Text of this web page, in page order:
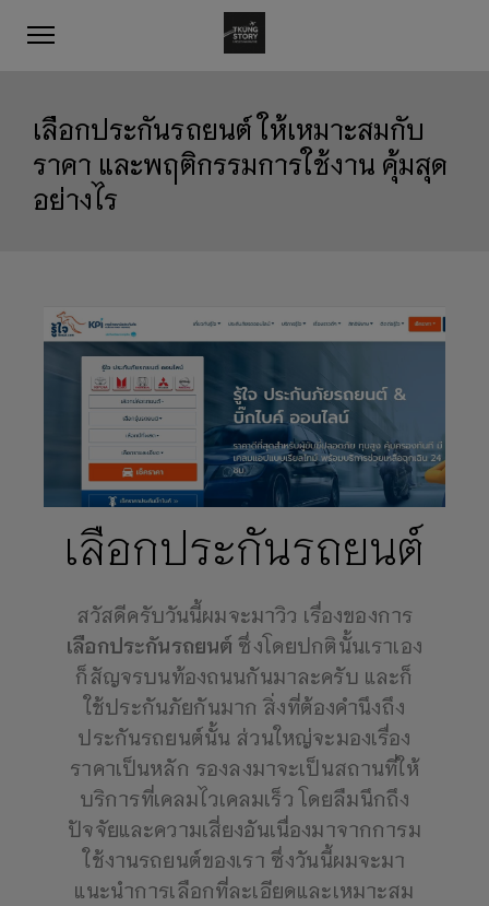
เลือกประกันรถยนต์ ให้เหมาะสมกับ
ราคา และพฤติกรรมการใช้งาน คุ้มสุด
อย่างไร
เลือกประกันรถยนต์
สวัสดีครับวันนี้ผมจะมาวิว เรื่องของการ
เลือกประกันรถยนต์ ซึ่งโดยปกตินั้นเราเอง
ก็สัญจรบนท้องถนนกันมาละครับ และก็
ใช้ประกันภัยกันมาก สิ่งที่ต้องคำนึงถึง
ประกันรถยนต์นั้น ส่วนใหญ่จะมองเรื่อง
ราคาเป็นหลัก รองลงมาจะเป็นสถานที่ให้
บริการที่เคลมไวเคลมเร็ว โดยลืมนึกถึง
ปัจจัยและความเสี่ยงอันเนื่องมาจากการม
ใช้งานรถยนต์ของเรา ซึ่งวันนี้ผมจะมา
แนะนำการเลือกที่ละเอียดและเหมาะสม